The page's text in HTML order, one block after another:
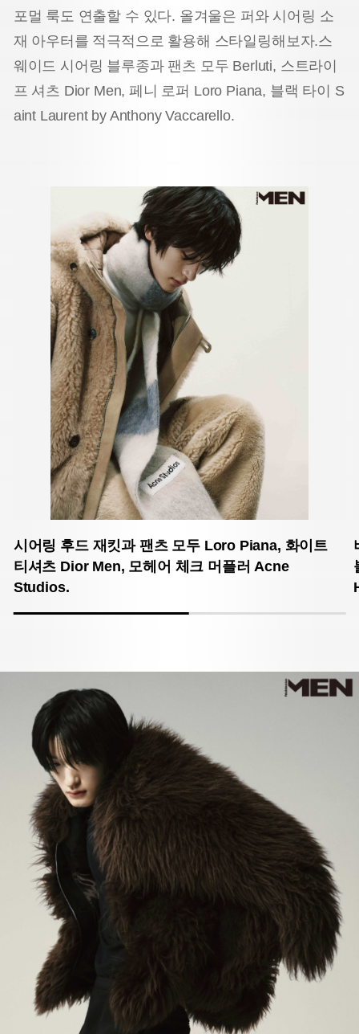
포멀 룩도 연출할 수 있다. 올겨울은 퍼와 시어링 소
재 아우터를 적극적으로 활용해 스타일링해보자.스
웨이드 시어링 블루종과 팬츠 모두 Berluti, 스트라이
프 셔츠 Dior Men, 페니 로퍼 Loro Piana, 블랙 타이 S
aint Laurent by Anthony Vaccarello.
시어링 후드 재킷과 팬츠 모두 Loro Piana, 화이트
티셔츠 Dior Men, 모헤어 체크 머플러 Acne
Studios.